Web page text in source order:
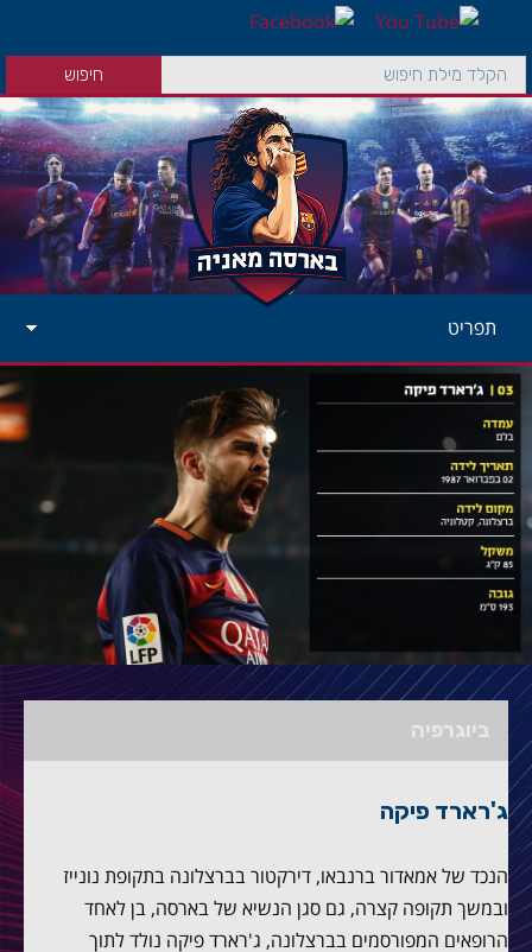
תפריט
ביוגרפיה
ג'רארד פיקה
הנכד של אמאדור ברנבאו, דירקטור בברצלונה בתקופת נונייז
ובמשך תקופה קצרה, גם סגן הנשיא של בארסה, בן לאחד
הרופאים המפורסמים בברצלונה, ג'רארד פיקה נולד לתוך